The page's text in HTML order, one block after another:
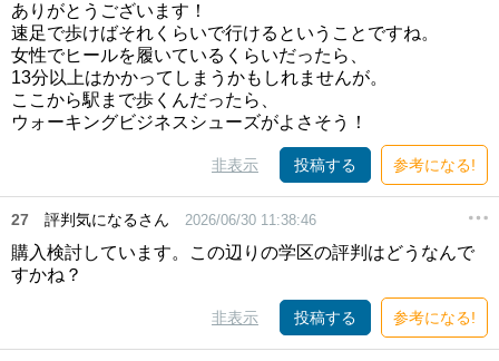
ありがとうございます！
速足で歩けばそれくらいで行けるということですね。
女性でヒールを履いているくらいだったら、
13分以上はかかってしまうかもしれませんが。
ここから駅まで歩くんだったら、
ウォーキングビジネスシューズがよさそう！
非表示 投稿する 参考になる!
27 評判気になるさん 2026/06/30 11:38:46
購入検討しています。この辺りの学区の評判はどうなんで
すかね？
非表示 投稿する 参考になる!